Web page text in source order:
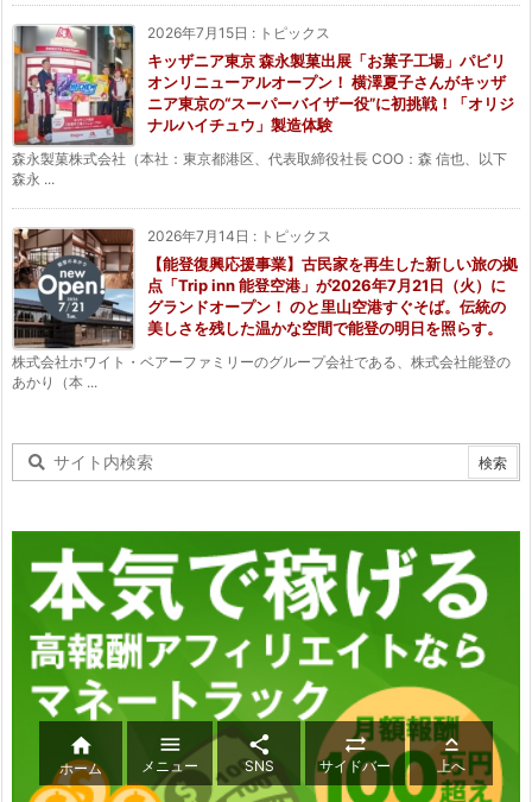
2026年7月15日 : トピックス
キッザニア東京 森永製菓出展「お菓子工場」パビリ
オンリニューアルオープン！ 横澤夏子さんがキッザ
ニア東京の“スーパーバイザー役”に初挑戦！「オリジ
ナルハイチュウ」製造体験
森永製菓株式会社（本社：東京都港区、代表取締役社長 COO：森 信也、以下
森永 ...
2026年7月14日 : トピックス
【能登復興応援事業】古民家を再生した新しい旅の拠
点「Trip inn 能登空港」が2026年7月21日（火）に
グランドオープン！ のと里山空港すぐそば。伝統の
美しさを残した温かな空間で能登の明日を照らす。
株式会社ホワイト・ベアーファミリーのグループ会社である、株式会社能登の
あかり（本 ...

ホーム

メニュー

SNS

サイドバー

上へ